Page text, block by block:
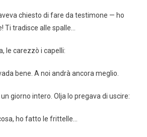
chiesto di fare da testimone — ho
Ti tradisce alle spalle…
le carezzò i capelli:
bene. A noi andrà ancora meglio.
giorno intero. Olja lo pregava di uscire:
ho fatto le frittelle…